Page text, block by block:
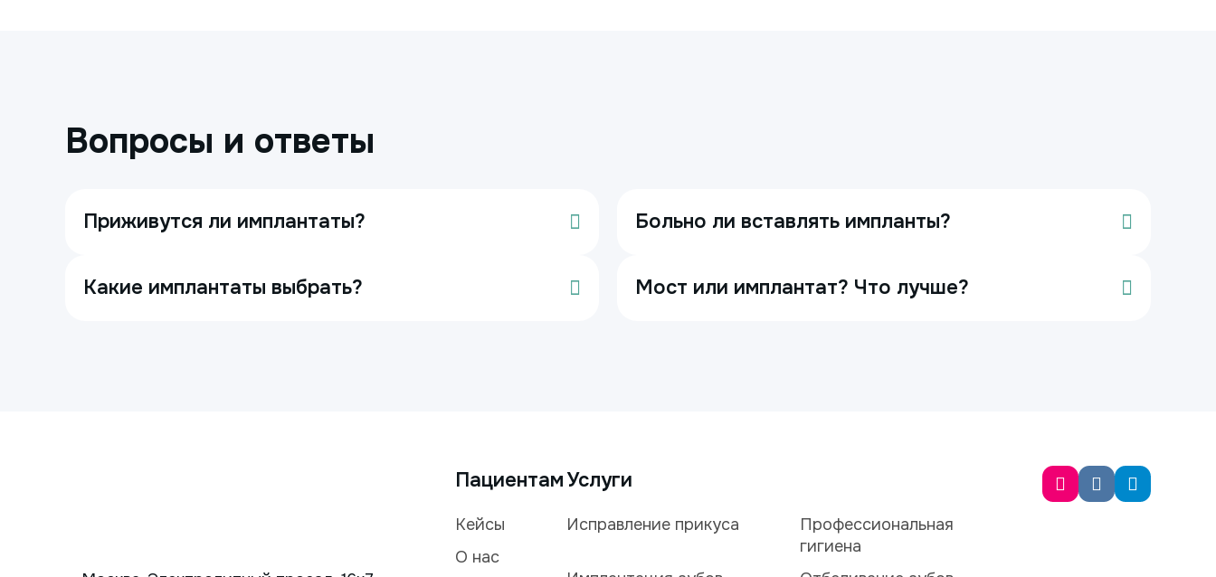
Вопросы и ответы
Приживутся ли имплантаты?
Какие имплантаты выбрать?
Больно ли вставлять импланты?
Мост или имплантат? Что лучше?
Пациентам
Кейсы
О нас
Услуги
Исправление прикуса
Профессиональная
гигиена